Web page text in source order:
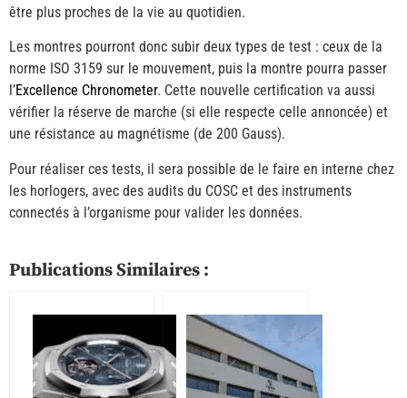
être plus proches de la vie au quotidien.
Les montres pourront donc subir deux types de test : ceux de la
norme ISO 3159 sur le mouvement, puis la montre pourra passer
l’Excellence Chronometer. Cette nouvelle certification va aussi
vérifier la réserve de marche (si elle respecte celle annoncée) et
une résistance au magnétisme (de 200 Gauss).
Pour réaliser ces tests, il sera possible de le faire en interne chez
les horlogers, avec des audits du COSC et des instruments
connectés à l’organisme pour valider les données.
Publications Similaires :